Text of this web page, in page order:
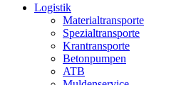
Logistik
Materialtransporte
Spezialtransporte
Krantransporte
Betonpumpen
ATB